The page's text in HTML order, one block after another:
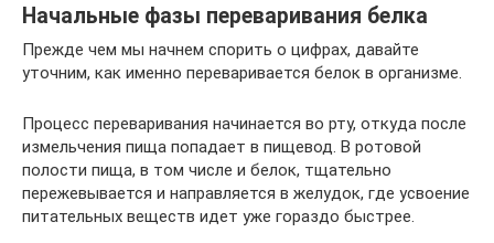
Начальные фазы переваривания белка
Прежде чем мы начнем спорить о цифрах, давайте
уточним, как именно переваривается белок в организме.
Процесс переваривания начинается во рту, откуда после
измельчения пища попадает в пищевод. В ротовой
полости пища, в том числе и белок, тщательно
пережевывается и направляется в желудок, где усвоение
питательных веществ идет уже гораздо быстрее.